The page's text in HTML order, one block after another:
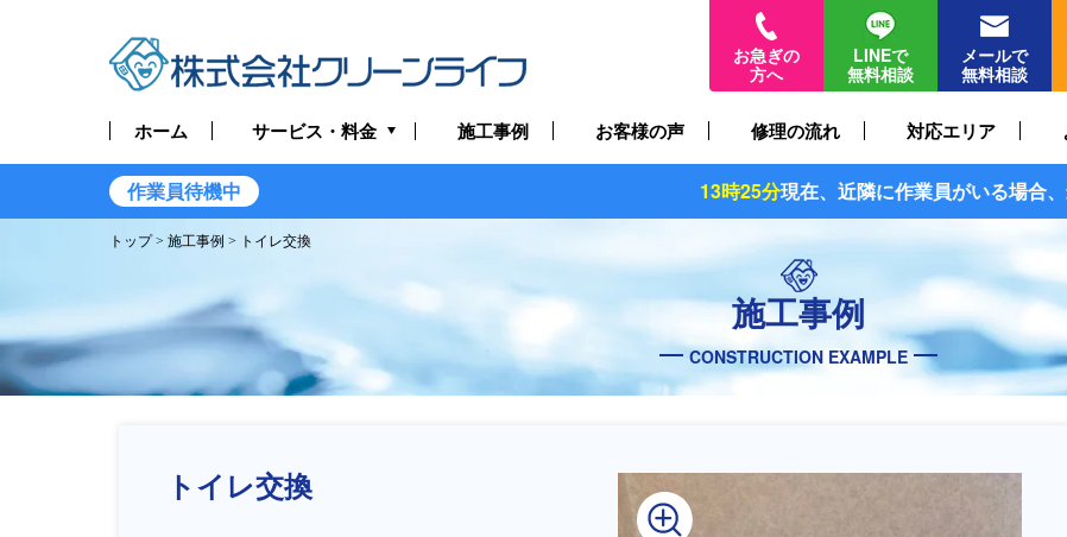
お急ぎの
方へ
LINEで
無料相談
メールで
無料相談
ホーム サービス・料金
トイレつまり・水漏れ
お風呂つまり・水漏れ
洗面所つまり・水漏れ
給湯器の修理・交換
水道管つまり・水漏れ
施工事例 お客様の声 修理の流れ 対応エリア
作業員待機中 現在、近隣に作業員がいる場合、最短30分〜でお伺い
トップ> 施工事例 > トイレ交換
施工事例
CONSTRUCTION EXAMPLE
トイレ交換